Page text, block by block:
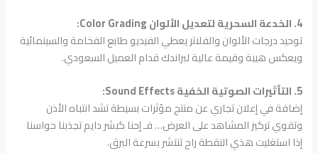
4. الخدعة السحرية لتعديل الألوان Color Grading:
توحيد درجات الألوان والفلاتر يعطي الفيديو طابع الفخامة والسينمائية
ويعكس هيبة وقيمة عالية لبراندك قدام العميل السعودي.
5. التأثيرات الصوتية الخفية Sound Effects:
إضافة في إعلان تجاري عن منتج مؤثرات بسيطة تشد انتباه الأذن
وتقوي تركيز المشاهد على العرض… فـ إحنا كبشر دايم تجذبنا حواسنا
إذا استغليت هذي النقطة راح تنتشر بسرعة البرق.